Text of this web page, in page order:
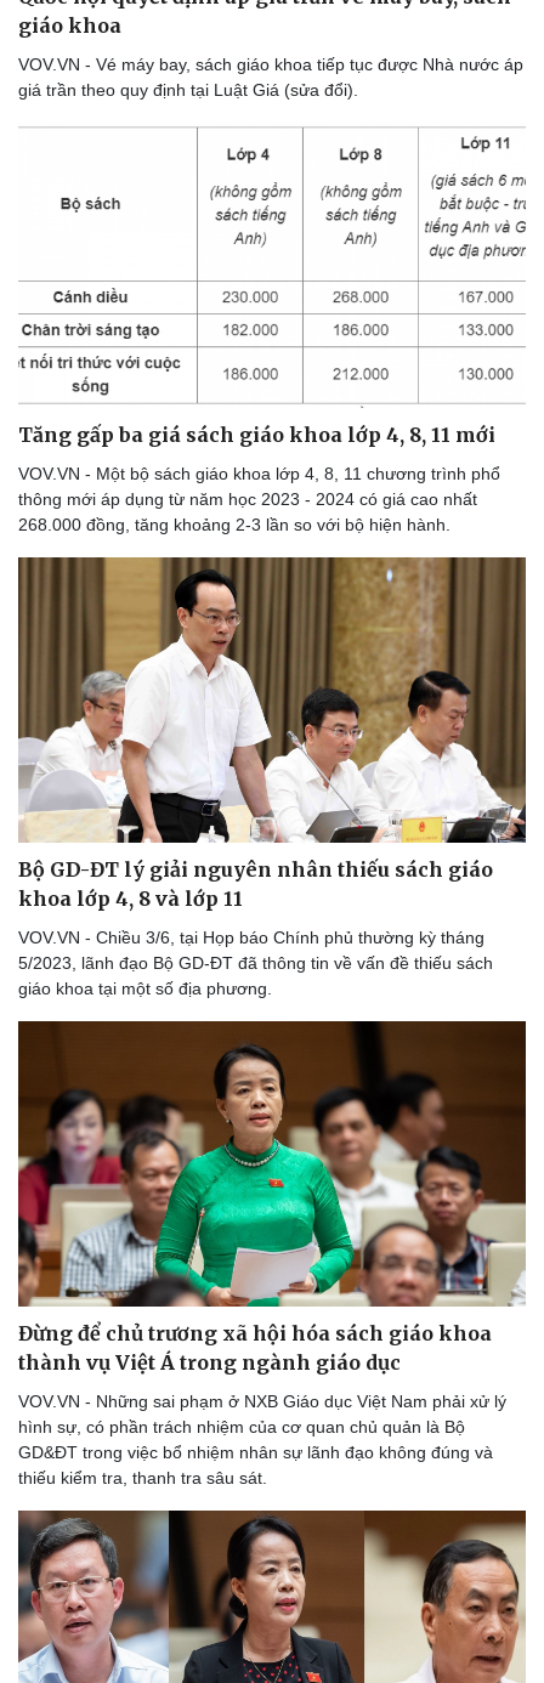
Sản phụ khoa
Nam khoa
Làm đẹp - giảm cân
Phòng mạch online
Văn hóa
Sân khấu - Điện ảnh
Văn học
Âm nhạc
Di sản
Thời trang
Sao Việt
giáo khoa
VOV.VN - Vé máy bay, sách giáo khoa tiếp tục được Nhà nước áp
giá trần theo quy định tại Luật Giá (sửa đổi).
Tăng gấp ba giá sách giáo khoa lớp 4, 8, 11 mới
VOV.VN - Một bộ sách giáo khoa lớp 4, 8, 11 chương trình phổ
thông mới áp dụng từ năm học 2023 - 2024 có giá cao nhất
268.000 đồng, tăng khoảng 2-3 lần so với bộ hiện hành.
Bộ GD-ĐT lý giải nguyên nhân thiếu sách giáo
khoa lớp 4, 8 và lớp 11
VOV.VN - Chiều 3/6, tại Họp báo Chính phủ thường kỳ tháng
5/2023, lãnh đạo Bộ GD-ĐT đã thông tin về vấn đề thiếu sách
giáo khoa tại một số địa phương.
Đừng để chủ trương xã hội hóa sách giáo khoa
thành vụ Việt Á trong ngành giáo dục
VOV.VN - Những sai phạm ở NXB Giáo dục Việt Nam phải xử lý
hình sự, có phần trách nhiệm của cơ quan chủ quản là Bộ
GD&ĐT trong việc bổ nhiệm nhân sự lãnh đạo không đúng và
thiếu kiểm tra, thanh tra sâu sát.